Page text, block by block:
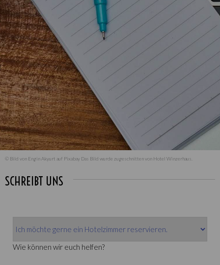
© Bild von Engin Akyurt auf Pixabay Das Bild wurde zugeschnitten von Hotel Winzerhaus.
SCHREIBT UNS
Wie können wir euch helfen?